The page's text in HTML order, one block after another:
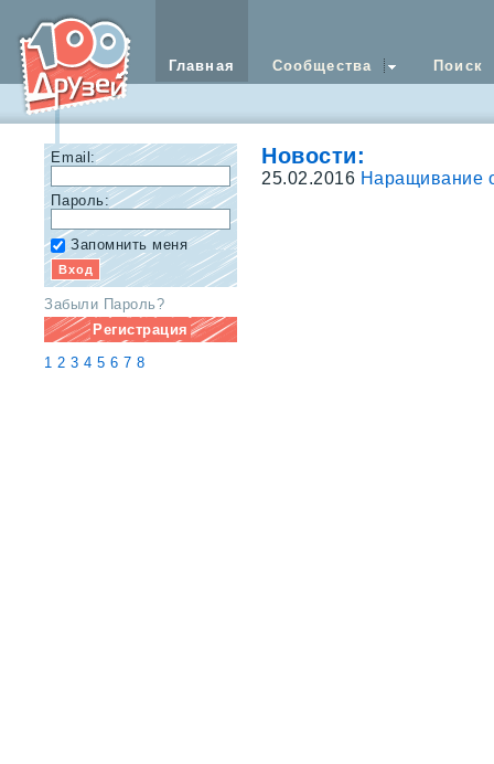
Главная Сообщества Поиск
Новости:
25.02.2016 Наращивание
Email:
Пароль:
Запомнить меня
Забыли Пароль?
Регистрация
1 2 3 4 5 6 7 8